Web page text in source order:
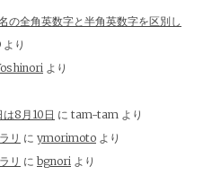
の全角英数字と半角英数字を区別し
より
より
8月10日 に tam-tam より
リ に ymorimoto より
リ に bgnori より